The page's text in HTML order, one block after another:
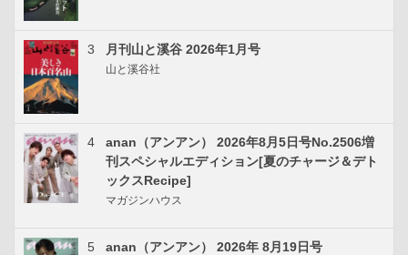
3 月刊山と溪谷 2026年1月号
山と溪谷社
4
anan（アンアン） 2026年8月5日号No.2506増
刊スペシャルエディション[夏のチャージ＆デト
ックスRecipe]
マガジンハウス
5
anan（アンアン） 2026年 8月19日号